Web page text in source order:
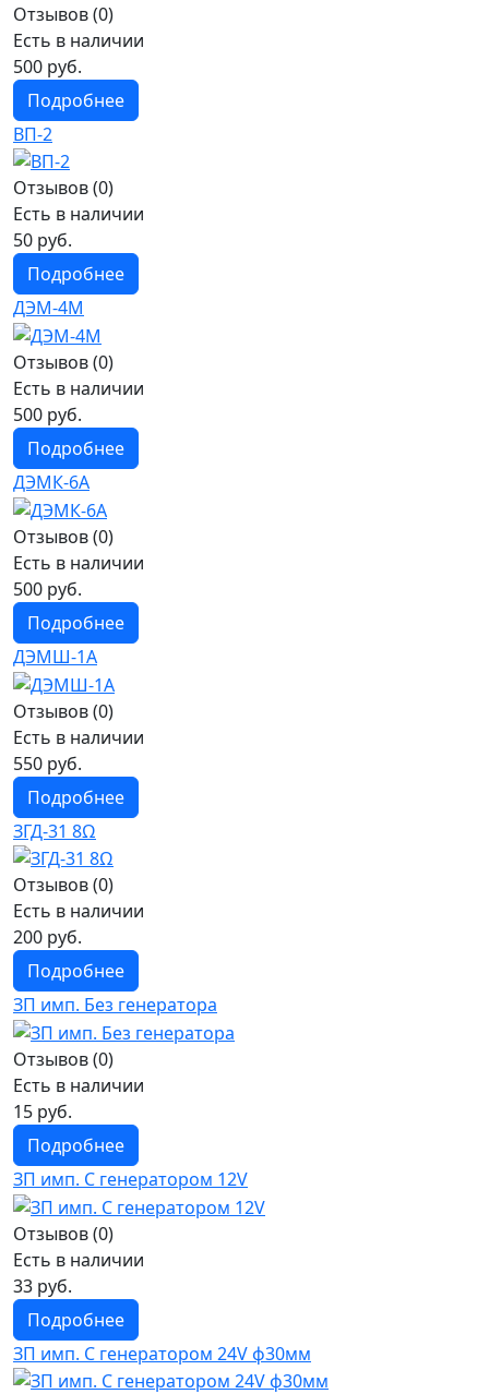
Отзывов (0)
Есть в наличии
500 руб.
Подробнее
ВП-2
Отзывов (0)
Есть в наличии
50 руб.
Подробнее
ДЭМ-4М
Отзывов (0)
Есть в наличии
500 руб.
Подробнее
ДЭМК-6А
Отзывов (0)
Есть в наличии
500 руб.
Подробнее
ДЭМШ-1А
Отзывов (0)
Есть в наличии
550 руб.
Подробнее
ЗГД-31 8Ω
Отзывов (0)
Есть в наличии
200 руб.
Подробнее
ЗП имп. Без генератора
Отзывов (0)
Есть в наличии
15 руб.
Подробнее
ЗП имп. С генератором 12V
Отзывов (0)
Есть в наличии
33 руб.
Подробнее
ЗП имп. С генератором 24V ф30мм